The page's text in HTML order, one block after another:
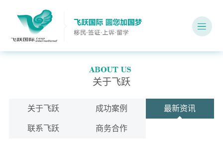
关于飞跃
关于飞跃 成功案例 最新资讯
联系飞跃 商务合作